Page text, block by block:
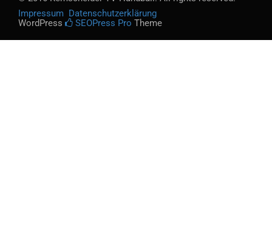
Impressum Datenschutzerklärung
WordPress
SEOPress Pro Theme